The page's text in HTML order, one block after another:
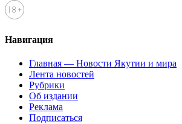
Навигация
Главная — Новости Якутии и мира
Лента новостей
Рубрики
Об издании
Реклама
Подписаться